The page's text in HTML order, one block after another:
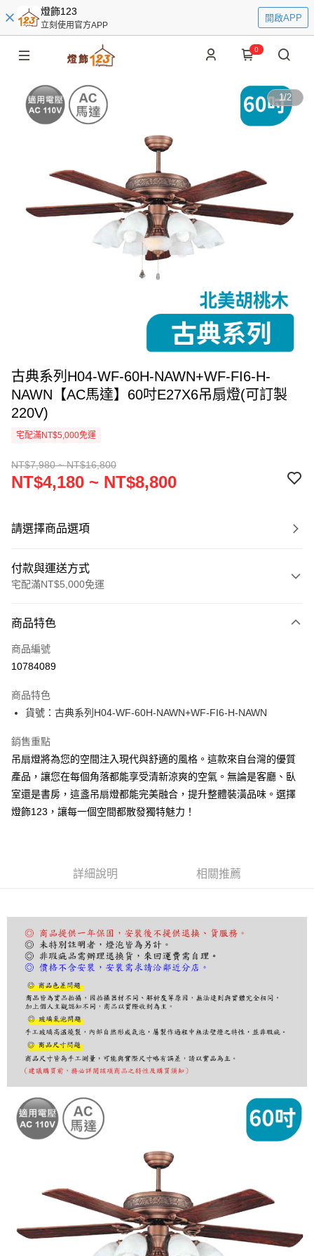
燈飾123
立刻使用官方APP
開啟APP
0
1/2
古典系列H04-WF-60H-NAWN+WF-FI6-H-
NAWN【AC馬達】60吋E27X6吊扇燈(可訂製
220V)
宅配滿NT$5,000免運
NT$7,980 ~ NT$16,800
NT$4,180 ~ NT$8,800
請選擇商品選項
付款與運送方式
宅配滿NT$5,000免運
信用卡一次付款
LINE Pay
街口支付
悠遊付
Google Pay
全盈+PAY
AFTEE先享後付
【「AFTEE先享後付」結帳流程】
１．於結帳方式選擇「AFTEE先享後付」後，將跳轉至「AFTEE先享後付」
結帳頁面，進行簡訊認證並確認金額後，即可完成結帳。
２．訂單成立數日內，您將收到繳費通知簡訊。
３．收到繳費通知簡訊後14天內，點擊此簡訊中的連結，可透過四大超商／
ATM／網路銀行／等多元方式進行付款，方視為交易完成。
※ 請注意：結帳手續完成當下不需立刻繳費，但若您需要取消訂單，請聯絡
購買商品的店家。未經商家同意取消之訂單仍視為有效，需透過AFTEE先享
後付繳納相關費用。
※ 交易是否成功請以「AFTEE先享後付 」之結帳頁面顯示為準，若有關於
是否繳費成功／繳費後需取消欲退款等相關疑問，請聯繫「AFTEE先享後付
客戶支援中心」https://netprotections.freshdesk.com/support/home
【注意事項】
１．透過由恩沛科技股份有限公司提供之「AFTEE先享後付」服務完成之交
易，需依本服務之必要範圍內提供個人資料，並將交易相關給付款項請求債
權轉讓予恩沛科技股份有限公司。
２．關於個人資料處理事宜，請瀏覽以下網址：
「AFTEE先享後付」，若未經同意申辦者引起之損失，本公司不負相關責
４．使用「AFTEE先享後付」時，將依據個別帳號之用戶狀況，依本公司即
時審查核予不同之上限額度；若仍有額度不足之情形，本公司將視審查結果
請求用戶進行身份認證。
５．嚴禁一人註冊多個帳號或使用他人資訊註冊。若發現惡意使用之情形，
每筆NT$180，滿NT$5,000(含以上)免運費
商品特色
商品編號
10784089
商品特色
貨號：古典系列H04-WF-60H-NAWN+WF-FI6-H-NAWN
銷售重點
吊扇燈將為您的空間注入現代與舒適的風格。這款來自台灣的優質
產品，讓您在每個角落都能享受清新涼爽的空氣。無論是客廳、臥
室還是書房，這盞吊扇燈都能完美融合，提升整體裝潢品味。選擇
燈飾123，讓每一個空間都散發獨特魅力！
詳細說明 相關推薦